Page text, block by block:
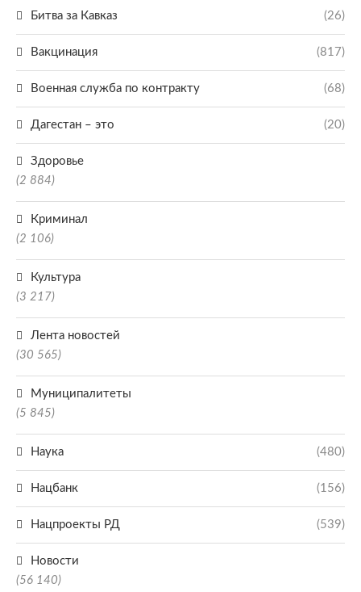
Битва за Кавказ (26)
Вакцинация (817)
Военная служба по контракту (68)
Дагестан – это (20)
Здоровье
(2 884)
Криминал
(2 106)
Культура
(3 217)
Лента новостей
(30 565)
Муниципалитеты
(5 845)
Наука (480)
Нацбанк (156)
Нацпроекты РД (539)
Новости
(56 140)